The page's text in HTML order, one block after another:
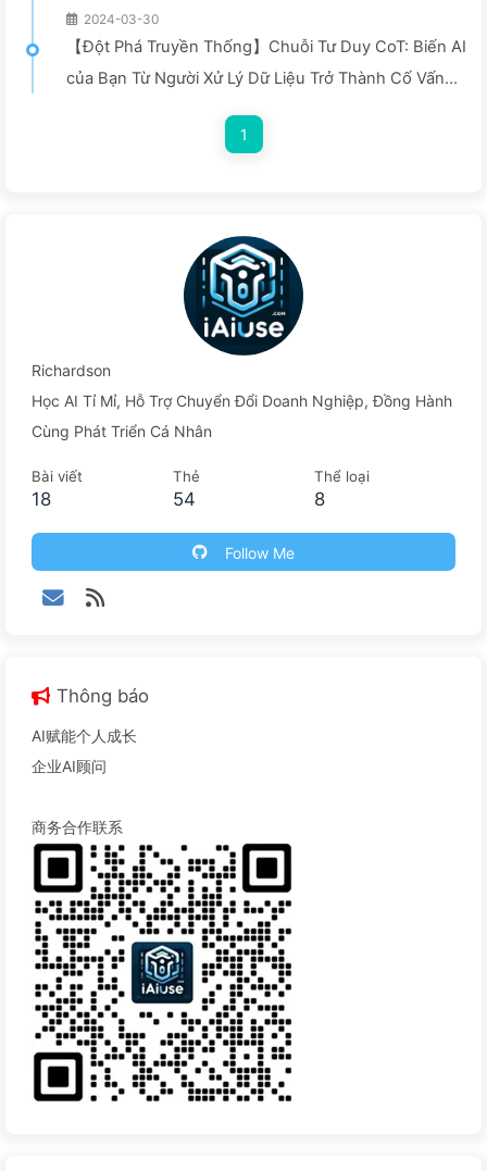
2024-03-30
【Đột Phá Truyền Thống】Chuỗi Tư Duy CoT: Biến AI
của Bạn Từ Người Xử Lý Dữ Liệu Trở Thành Cố Vấn
1
Richardson
Học AI Tỉ Mỉ, Hỗ Trợ Chuyển Đổi Doanh Nghiệp, Đồng Hành
Cùng Phát Triển Cá Nhân
Bài viết
18
Thẻ
54
Thể loại
8
Follow Me
Thông báo
AI赋能个人成长
企业AI顾问
商务合作联系